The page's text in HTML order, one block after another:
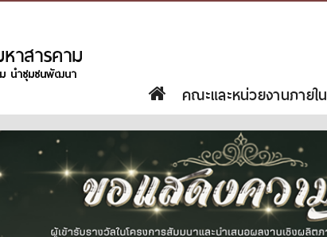
คณะและหน่วยงานภายใน